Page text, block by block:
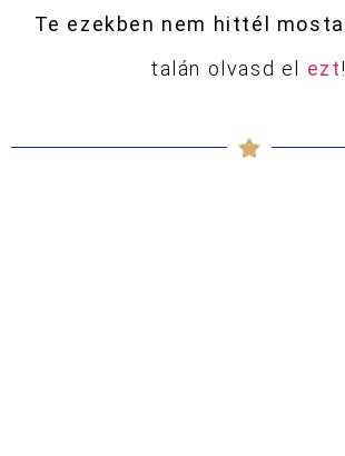
Te ezekben nem hittél
talán olvasd el ezt!